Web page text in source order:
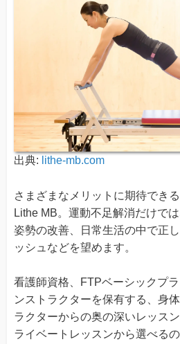
出典: lithe-mb.com
さまざまなメリットに期待でき
Lithe MB。運動不足解消だけで
姿勢の改善、日常生活の中で正
ッシュなどを望めます。
看護師資格、FTPベーシックプ
ンストラクターを保有する、身
ラクターからの奥の深いレッス
ライベートレッスンから選べる